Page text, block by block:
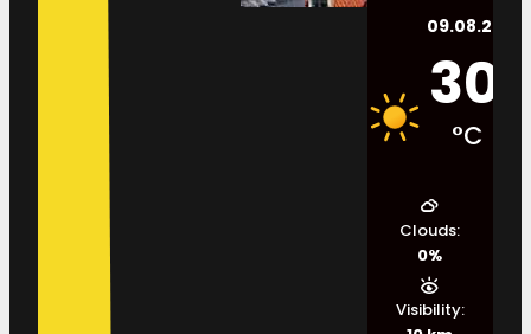
09.08.2026.
30
°C
Clouds:
0%
Visibility: